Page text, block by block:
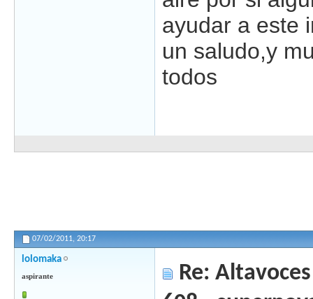
ayudar a este
un saludo,y
todos
07/02/2011, 20:17
lolomaka
aspirante
Re: